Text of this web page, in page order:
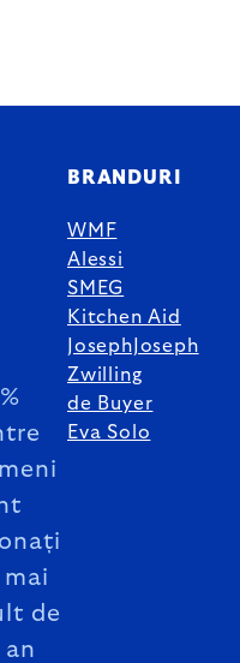
mai
de
an
BRANDURI
WMF
Alessi
SMEG
Kitchen Aid
JosephJoseph
Zwilling
de Buyer
Eva Solo